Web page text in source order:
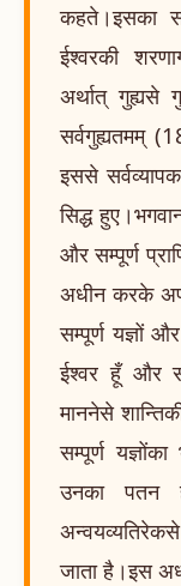
कहते।इसका
ईश्वरकी
अर्थात् गुह्यसे
सर्वगुह्यतमम्
इससे
सिद्ध
और सम्पूर्ण
अधीन करके
सम्पूर्ण यज्ञों
ईश्वर हूँ और
माननेसे
सम्पूर्ण
उनका पतन
अन्वयव्यतिरेकसे
जाता है।इस